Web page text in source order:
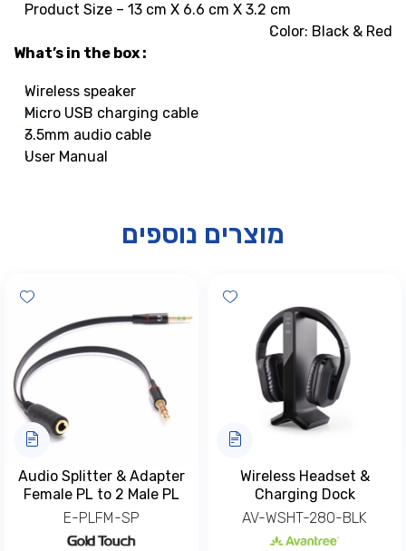
Product Size – 13 cm X 6.6 cm X 3.2 cm
Color: Black & Red
What’s in the box :
Wireless speaker
Micro USB charging cable
3.5mm audio cable
User Manual
מוצרים נוספים
Add wishlist
Wireless Headset &
Charging Dock
AV-WSHT-280-BLK
Audio Splitter & Adapter
Female PL to 2 Male PL
E-PLFM-SP